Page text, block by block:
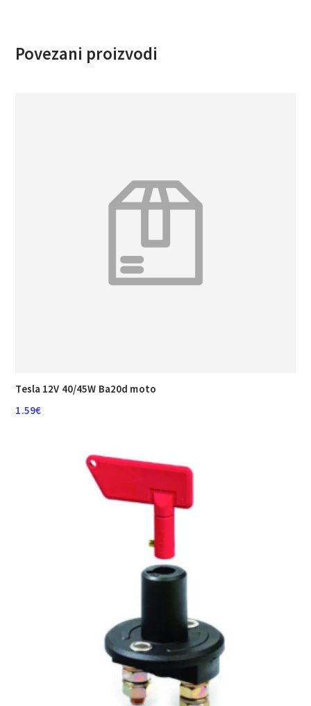
Povezani proizvodi
Tesla 12V 40/45W Ba20d moto
1.59€